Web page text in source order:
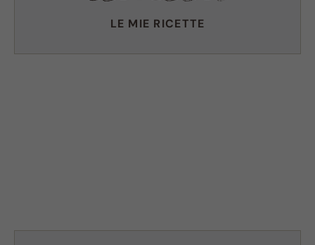
LE MIE RICETTE